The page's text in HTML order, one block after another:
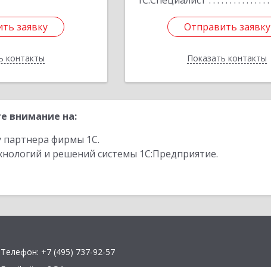
заявку
контакты
заявку Отправить заявку
Показать контакты
Отправить заявку
Назад
внимание на:
партнера фирмы 1С.
и решений системы 1С:Предприятие.
Телефон: +7 (495) 737-92-57